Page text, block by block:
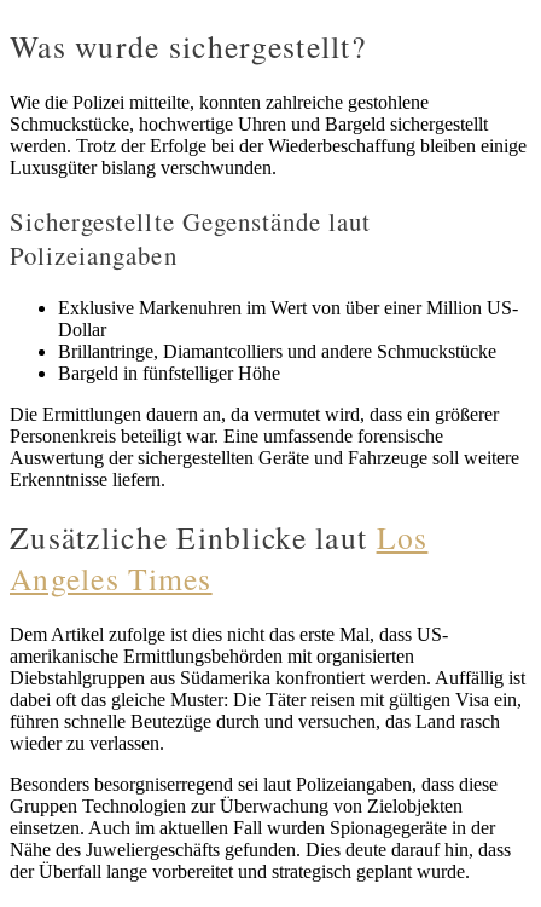
Was wurde sichergestellt?
Wie die Polizei mitteilte, konnten zahlreiche gestohlene
Schmuckstücke, hochwertige Uhren und Bargeld sichergestellt
werden. Trotz der Erfolge bei der Wiederbeschaffung bleiben einige
Luxusgüter bislang verschwunden.
Sichergestellte Gegenstände laut
Polizeiangaben
Exklusive Markenuhren im Wert von über einer Million US-
Dollar
Brillantringe, Diamantcolliers und andere Schmuckstücke
Bargeld in fünfstelliger Höhe
Die Ermittlungen dauern an, da vermutet wird, dass ein größerer
Personenkreis beteiligt war. Eine umfassende forensische
Auswertung der sichergestellten Geräte und Fahrzeuge soll weitere
Erkenntnisse liefern.
Zusätzliche Einblicke laut Los
Angeles Times
Dem Artikel zufolge ist dies nicht das erste Mal, dass US-
amerikanische Ermittlungsbehörden mit organisierten
Diebstahlgruppen aus Südamerika konfrontiert werden. Auffällig ist
dabei oft das gleiche Muster: Die Täter reisen mit gültigen Visa ein,
führen schnelle Beutezüge durch und versuchen, das Land rasch
wieder zu verlassen.
Besonders besorgniserregend sei laut Polizeiangaben, dass diese
Gruppen Technologien zur Überwachung von Zielobjekten
einsetzen. Auch im aktuellen Fall wurden Spionagegeräte in der
Nähe des Juweliergeschäfts gefunden. Dies deute darauf hin, dass
der Überfall lange vorbereitet und strategisch geplant wurde.